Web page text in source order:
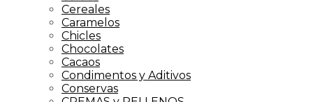
Cereales
Caramelos
Chicles
Chocolates
Cacaos
Condimentos y Aditivos
Conservas